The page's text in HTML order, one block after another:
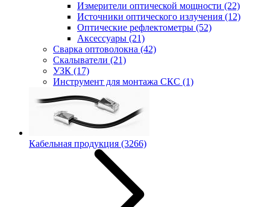
Измерители оптической мощности (22)
Источники оптического излучения (12)
Оптические рефлектометры (52)
Аксессуары (21)
Сварка оптоволокна (42)
Скалыватели (21)
УЗК (17)
Инструмент для монтажа СКС (1)
Кабельная продукция (3266)